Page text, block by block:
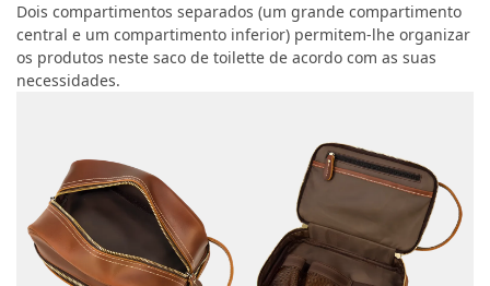
Dois compartimentos separados (um grande compartimento
central e um compartimento inferior) permitem-lhe organizar
os produtos neste saco de toilette de acordo com as suas
necessidades.